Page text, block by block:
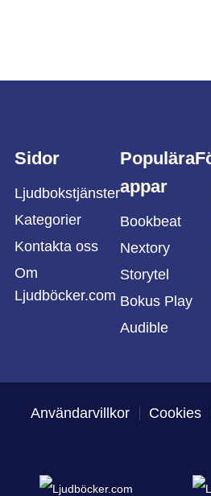
Sidor
Ljudbokstjänster
Kategorier
Kontakta oss
Om
Ljudböcker.com
Populära
appar
Bookbeat
Nextory
Storytel
Bokus Play
Audible
Användarvillkor Cookies